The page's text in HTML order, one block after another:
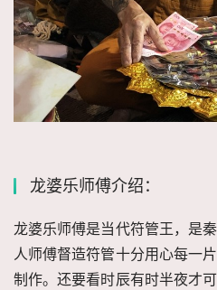
龙婆乐师傅介绍：
龙婆乐师傅是当代符管王，是
人师傅督造符管十分用心每一
制作。还要看时辰有时半夜才